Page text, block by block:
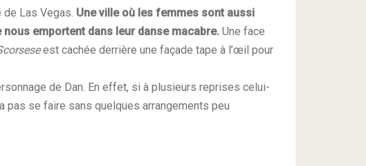
Las Vegas. Une ville où les femmes sont aussi
emportent dans leur danse macabre. Une face
est cachée derrière une façade tape à l’œil pour
de Dan. En effet, si à plusieurs reprises celui-
pas se faire sans quelques arrangements peu